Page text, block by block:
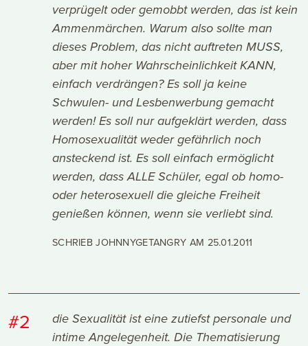
verprügelt oder gemobbt werden, das ist kein
Ammenmärchen. Warum also sollte man
dieses Problem, das nicht auftreten MUSS,
aber mit hoher Wahrscheinlichkeit KANN,
einfach verdrängen? Es soll ja keine
Schwulen- und Lesbenwerbung gemacht
werden! Es soll nur aufgeklärt werden, dass
Homosexualität weder gefährlich noch
ansteckend ist. Es soll einfach ermöglicht
werden, dass ALLE Schüler, egal ob homo-
oder heterosexuell die gleiche Freiheit
genießen können, wenn sie verliebt sind.
SCHRIEB JOHNNYGETANGRY AM 25.01.2011
#2
die Sexualität ist eine zutiefst personale und
intime Angelegenheit. Die Thematisierung